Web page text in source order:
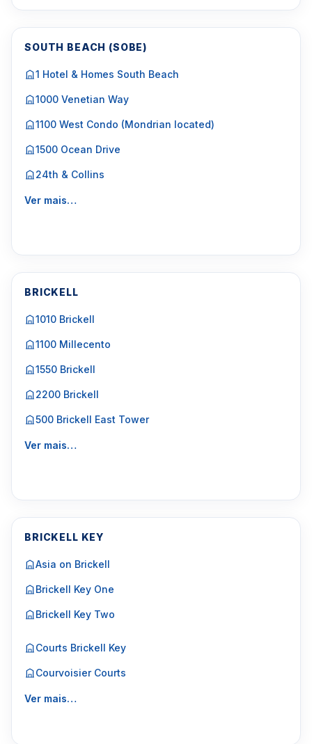
SOUTH BEACH (SOBE)
1 Hotel & Homes South Beach
1000 Venetian Way
1100 West Condo (Mondrian located)
1500 Ocean Drive
24th & Collins
Ver mais…
BRICKELL
1010 Brickell
1100 Millecento
1550 Brickell
2200 Brickell
500 Brickell East Tower
Ver mais…
BRICKELL KEY
Asia on Brickell
Brickell Key One
Brickell Key Two
Courts Brickell Key
Courvoisier Courts
Ver mais…